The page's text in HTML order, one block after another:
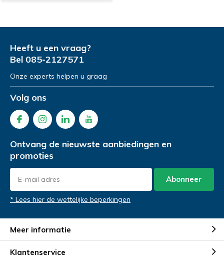
Heeft u een vraag?
Bel 085-2127571
Onze experts helpen u graag
Volg ons
Ontvang de nieuwste aanbiedingen en
promoties
Abonneer
* Lees hier de wettelijke beperkingen
Meer informatie
Klantenservice